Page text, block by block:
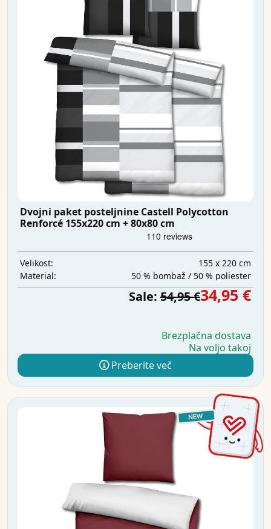
Dvojni paket posteljnine Castell Polycotton
Renforcé 155x220 cm + 80x80 cm
Velikost:
155 x 220 cm
Material:
50 % bombaž / 50 % poliester
Sale: 54,95 €34,95 €
Brezplačna dostava
Na voljo takoj
Preberite več